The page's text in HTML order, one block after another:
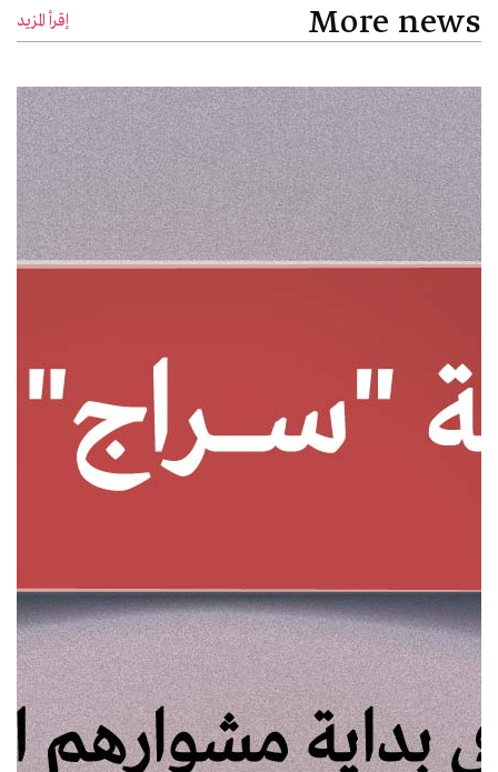
More news إقرأ المزيد